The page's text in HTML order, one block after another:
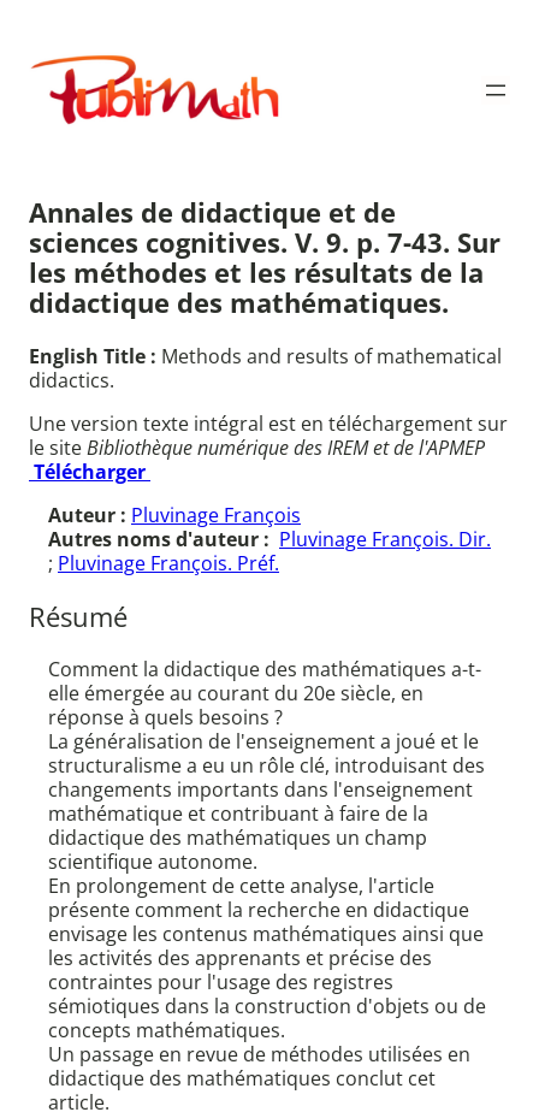
contenu
Publimath
Annales de didactique et de
sciences cognitives. V. 9. p. 7-43. Sur
les méthodes et les résultats de la
didactique des mathématiques.
English Title : Methods and results of mathematical
didactics.
Une version texte intégral est en téléchargement sur
le siteBibliothèque numérique des IREM et de l'APMEP
Télécharger
Auteur : Pluvinage François
Autres noms d'auteur : Pluvinage François. Dir.
; Pluvinage François. Préf.
Résumé
Comment la didactique des mathématiques a-t-
elle émergée au courant du 20e siècle, en
réponse à quels besoins ?
La généralisation de l'enseignement a joué et le
structuralisme a eu un rôle clé, introduisant des
changements importants dans l'enseignement
mathématique et contribuant à faire de la
didactique des mathématiques un champ
scientifique autonome.
En prolongement de cette analyse, l'article
présente comment la recherche en didactique
envisage les contenus mathématiques ainsi que
les activités des apprenants et précise des
contraintes pour l'usage des registres
sémiotiques dans la construction d'objets ou de
concepts mathématiques.
Un passage en revue de méthodes utilisées en
didactique des mathématiques conclut cet
article.